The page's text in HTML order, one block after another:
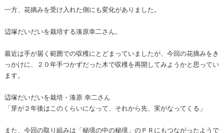
一方、花摘みを受け入れた側にも変化がありました。
辺塚だいだいを栽培する湊原幸二さん。
最近は手が届く範囲での収穫にとどまっていましたが、今回の花摘みをき
っかけに、２０年手つかずだった木で収穫を再開してみようかと思ってい
ます。
辺塚だいだいを栽培・湊原 幸二さん
「芽が２年後はこのくらいになって、それから先、実がなってくる」
また、今回の取り組みは「秘境の中の秘境」のＰＲにもつながったようで